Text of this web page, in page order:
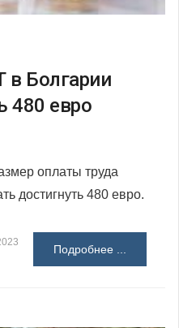
в Болгарии
480 евро
оплаты труда
достигнуть 480 евро.
Подробнее ...